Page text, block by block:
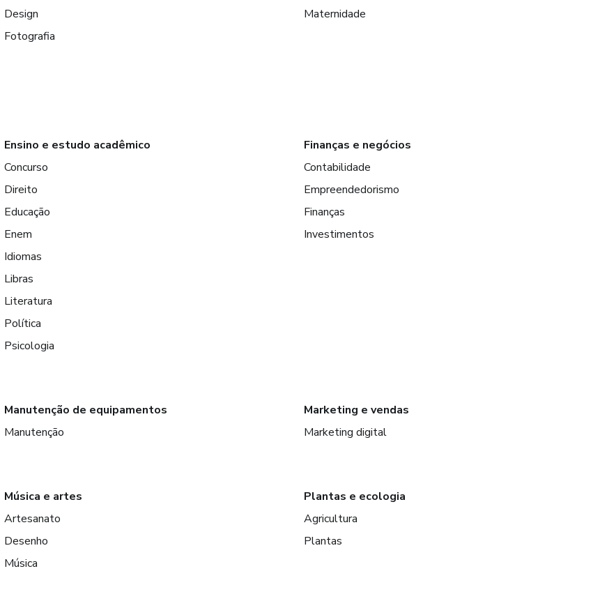
Design
Fotografia
Maternidade
Ensino e estudo acadêmico
Concurso
Direito
Educação
Enem
Idiomas
Libras
Literatura
Política
Psicologia
Finanças e negócios
Contabilidade
Empreendedorismo
Finanças
Investimentos
Manutenção de equipamentos
Manutenção
Marketing e vendas
Marketing digital
Música e artes
Artesanato
Desenho
Música
Plantas e ecologia
Agricultura
Plantas